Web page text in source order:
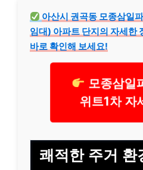
아산시 권곡동 모종삼일
임대) 아파트 단지의 자세한
바로 확인해 보세요!
모종삼일
위트1차 자
쾌적한 주거 환